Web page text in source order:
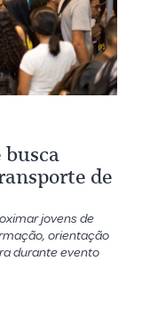
busca
de
jovens de
orientação
durante evento